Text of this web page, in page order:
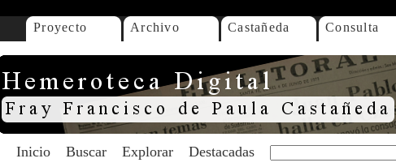
Proyecto Archivo Castañeda Consulta
Inicio Buscar Explorar Destacadas